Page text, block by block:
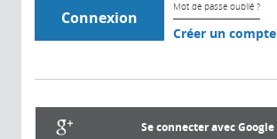
Mot de passe oublié ?
Créer un compte
Se connecter avec Google